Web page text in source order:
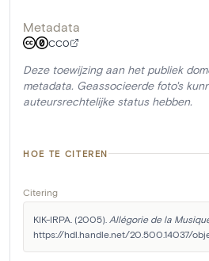
Metadata
CC0
Deze toewijzing aan het publiek
metadata. Geassocieerde foto's
auteursrechtelijke status hebben.
HOE TE CITEREN
Citering
KIK-IRPA. (2005). Allégorie de la
https://hdl.handle.net/20.500.14037/